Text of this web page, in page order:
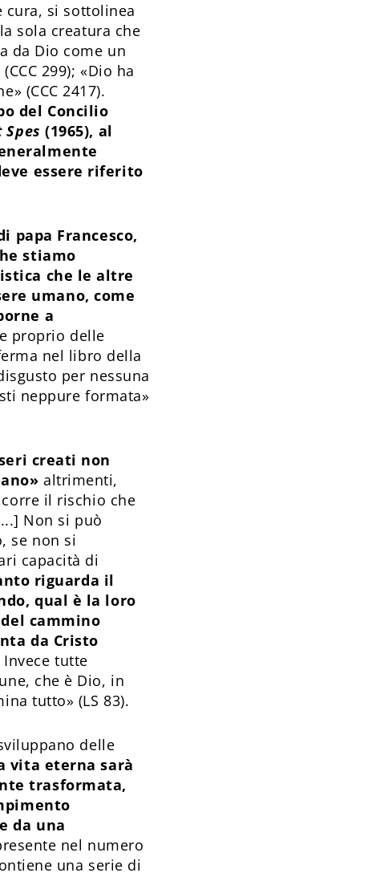
cura, si sottolinea
sola creatura che
da Dio come un
299); «Dio ha
(CCC 2417).
del Concilio
Spes (1965), al
essere riferito
papa Francesco,
stiamo
che le altre
umano, come
a
proprio delle
nel libro della
per nessuna
neppure formata»
creati non
altrimenti,
il rischio che
Non si può
se non si
capacità di
riguarda il
qual è la loro
cammino
da Cristo
tutte
che è Dio, in
tutto» (LS 83).
delle
vita eterna sarà
trasformata,
da una
nel numero
una serie di